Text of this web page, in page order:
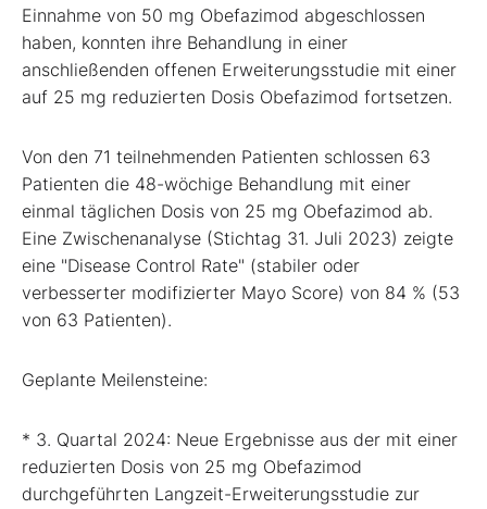
Einnahme von 50 mg Obefazimod abgeschlossen
haben, konnten ihre Behandlung in einer
anschließenden offenen Erweiterungsstudie mit einer
auf 25 mg reduzierten Dosis Obefazimod fortsetzen.
Von den 71 teilnehmenden Patienten schlossen 63
Patienten die 48-wöchige Behandlung mit einer
einmal täglichen Dosis von 25 mg Obefazimod ab.
Eine Zwischenanalyse (Stichtag 31. Juli 2023) zeigte
eine "Disease Control Rate" (stabiler oder
verbesserter modifizierter Mayo Score) von 84 % (53
von 63 Patienten).
Geplante Meilensteine:
* 3. Quartal 2024: Neue Ergebnisse aus der mit einer
reduzierten Dosis von 25 mg Obefazimod
durchgeführten Langzeit-Erweiterungsstudie zur